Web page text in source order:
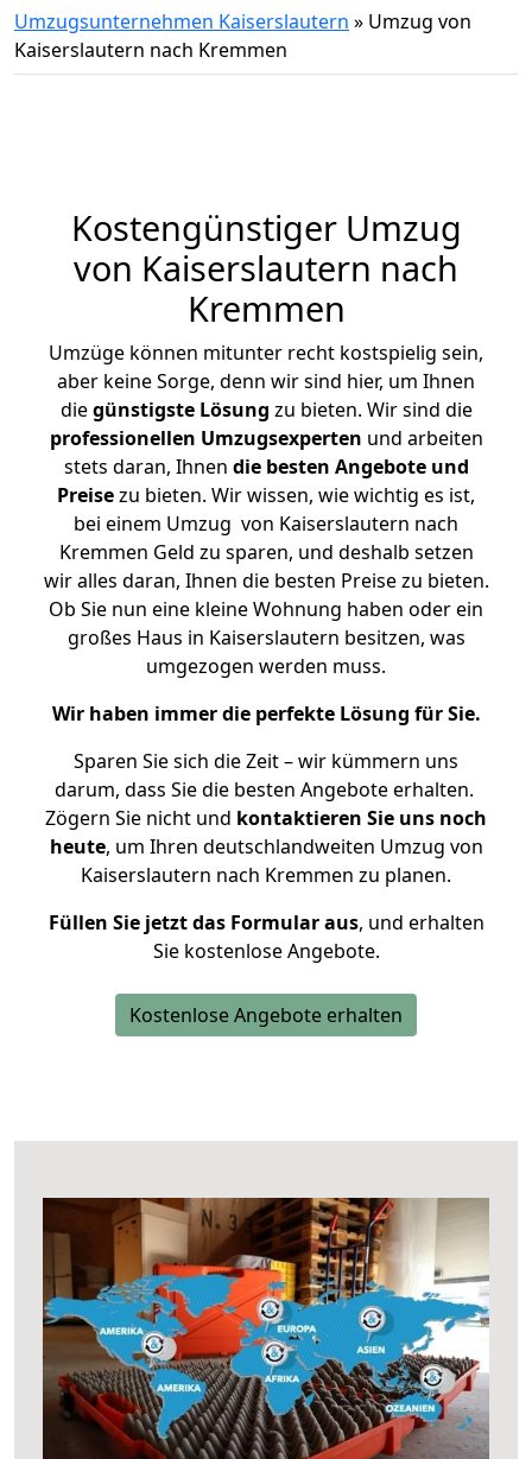
Umzugsunternehmen Kaiserslautern » Umzug von
Kaiserslautern nach Kremmen
Kostengünstiger Umzug
von Kaiserslautern nach
Kremmen
Umzüge können mitunter recht kostspielig sein,
aber keine Sorge, denn wir sind hier, um Ihnen
diegünstigste Lösung zu bieten. Wir sind die
professionellen Umzugsexperten und arbeiten
stets daran, Ihnen die besten Angebote und
Preisezu bieten. Wir wissen, wie wichtig es ist,
bei einem Umzug von Kaiserslautern nach
Kremmen Geld zu sparen, und deshalb setzen
wir alles daran, Ihnen die besten Preise zu bieten.
Ob Sie nun eine kleine Wohnung haben oder ein
großes Haus in Kaiserslautern besitzen, was
umgezogen werden muss.
Wir haben immer die perfekte Lösung für Sie.
Sparen Sie sich die Zeit – wir kümmern uns
darum, dass Sie die besten Angebote erhalten.
Zögern Sie nicht und kontaktieren Sie uns noch
heute, um Ihren deutschlandweiten Umzug von
Kaiserslautern nach Kremmen zu planen.
Füllen Sie jetzt das Formular aus, und erhalten
Sie kostenlose Angebote.
Kostenlose Angebote erhalten